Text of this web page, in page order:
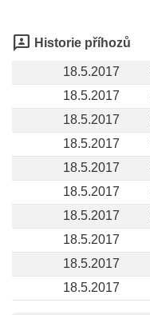
3p Historie příhozů
18.5.2017
18.5.2017
18.5.2017
18.5.2017
18.5.2017
18.5.2017
18.5.2017
18.5.2017
18.5.2017
18.5.2017